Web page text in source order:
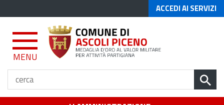
ACCEDI AI SERVIZI
MENU